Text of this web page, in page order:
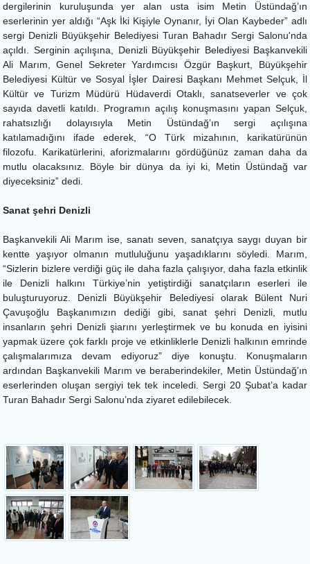
dergilerinin kuruluşunda yer alan usta isim Metin Üstündağ’ın
eserlerinin yer aldığı “Aşk İki Kişiyle Oynanır, İyi Olan Kaybeder” adlı
sergi Denizli Büyükşehir Belediyesi Turan Bahadır Sergi Salonu'nda
açıldı. Serginin açılışına, Denizli Büyükşehir Belediyesi Başkanvekili
Ali Marım, Genel Sekreter Yardımcısı Özgür Başkurt, Büyükşehir
Belediyesi Kültür ve Sosyal İşler Dairesi Başkanı Mehmet Selçuk, İl
Kültür ve Turizm Müdürü Hüdaverdi Otaklı, sanatseverler ve çok
sayıda davetli katıldı. Programın açılış konuşmasını yapan Selçuk,
rahatsızlığı dolayısıyla Metin Üstündağ’ın sergi açılışına
katılamadığını ifade ederek, “O Türk mizahının, karikatürünün
filozofu. Karikatürlerini, aforizmalarını gördüğünüz zaman daha da
mutlu olacaksınız. Böyle bir dünya da iyi ki, Metin Üstündağ var
diyeceksiniz” dedi.
Sanat şehri Denizli
Başkanvekili Ali Marım ise, sanatı seven, sanatçıya saygı duyan bir
kentte yaşıyor olmanın mutluluğunu yaşadıklarını söyledi. Marım,
“Sizlerin bizlere verdiği güç ile daha fazla çalışıyor, daha fazla etkinlik
ile Denizli halkını Türkiye’nin yetiştirdiği sanatçıların eserleri ile
buluşturuyoruz. Denizli Büyükşehir Belediyesi olarak Bülent Nuri
Çavuşoğlu Başkanımızın dediği gibi, sanat şehri Denizli, mutlu
insanların şehri Denizli şiarını yerleştirmek ve bu konuda en iyisini
yapmak üzere çok farklı proje ve etkinliklerle Denizli halkının emrinde
çalışmalarımıza devam ediyoruz” diye konuştu. Konuşmaların
ardından Başkanvekili Marım ve beraberindekiler, Metin Üstündağ’ın
eserlerinden oluşan sergiyi tek tek inceledi. Sergi 20 Şubat’a kadar
Turan Bahadır Sergi Salonu’nda ziyaret edilebilecek.